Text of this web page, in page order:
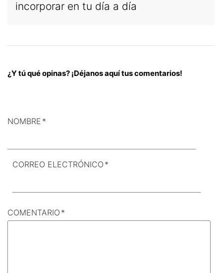
incorporar en tu día a día
¿Y tú qué opinas? ¡Déjanos aquí tus comentarios!
NOMBRE *
CORREO ELECTRÓNICO *
COMENTARIO *